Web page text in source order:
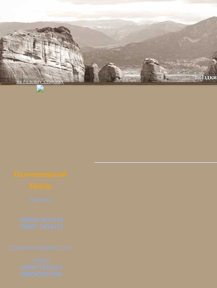
поїздки
на головну сторінку
Паломницький
Центр
Україна
+38050-2655542
+38097-5454255
pilgrimsua@gmail.com
VIBER
+380975454255
+380502655542